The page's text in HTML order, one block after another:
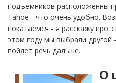
подъемников расположенны
Tahoe - что очень удобно.
покатаемся - я расскажу про
этом году мы выбрали другой -
пойдет речь дальше.
О